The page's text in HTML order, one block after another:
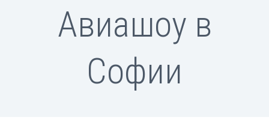
Авиашоу в
Софии